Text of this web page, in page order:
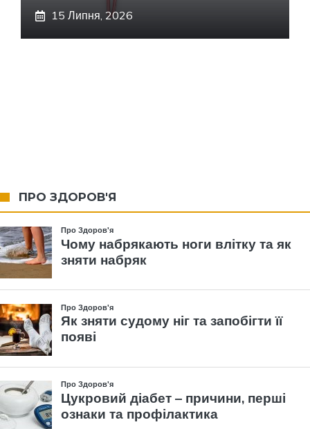
15 Липня, 2026
ПРО ЗДОРОВ'Я